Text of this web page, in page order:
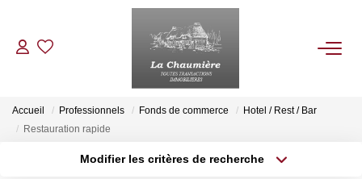
ACHETER
LOUER
Accueil Professionnels Fonds de commerce
Hotel / Rest / Bar
Restauration rapide
Modifier les critères de recherche